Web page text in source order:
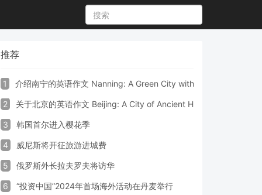
推荐
1 介绍南宁的英语作文 Nanning: A Green City with Vibrant Culture
2 关于北京的英语作文 Beijing: A City of Ancient Heritage and
3 韩国首尔进入樱花季
4 威尼斯将开征旅游进城费
5 俄罗斯外长拉夫罗夫将访华
6 “投资中国”2024年首场海外活动在丹麦举行